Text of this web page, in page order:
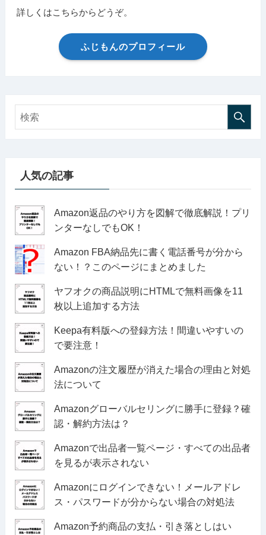
詳しくはこちらからどうぞ。
ふじもんのプロフィール
人気の記事
Amazon返品のやり方を図解で徹底解説！プリ
ンターなしでもOK！
Amazon FBA納品先に書く電話番号が分から
ない！？このページにまとめました
ヤフオクの商品説明にHTMLで無料画像を11
枚以上追加する方法
Keepa有料版への登録方法！間違いやすいの
で要注意！
Amazonの注文履歴が消えた場合の理由と対処
法について
Amazonグローバルセリングに勝手に登録？確
認・解約方法は？
Amazonで出品者一覧ページ・すべての出品者
を見るが表示されない
Amazonにログインできない！メールアドレ
ス・パスワードが分からない場合の対処法
Amazon予約商品の支払・引き落としはい